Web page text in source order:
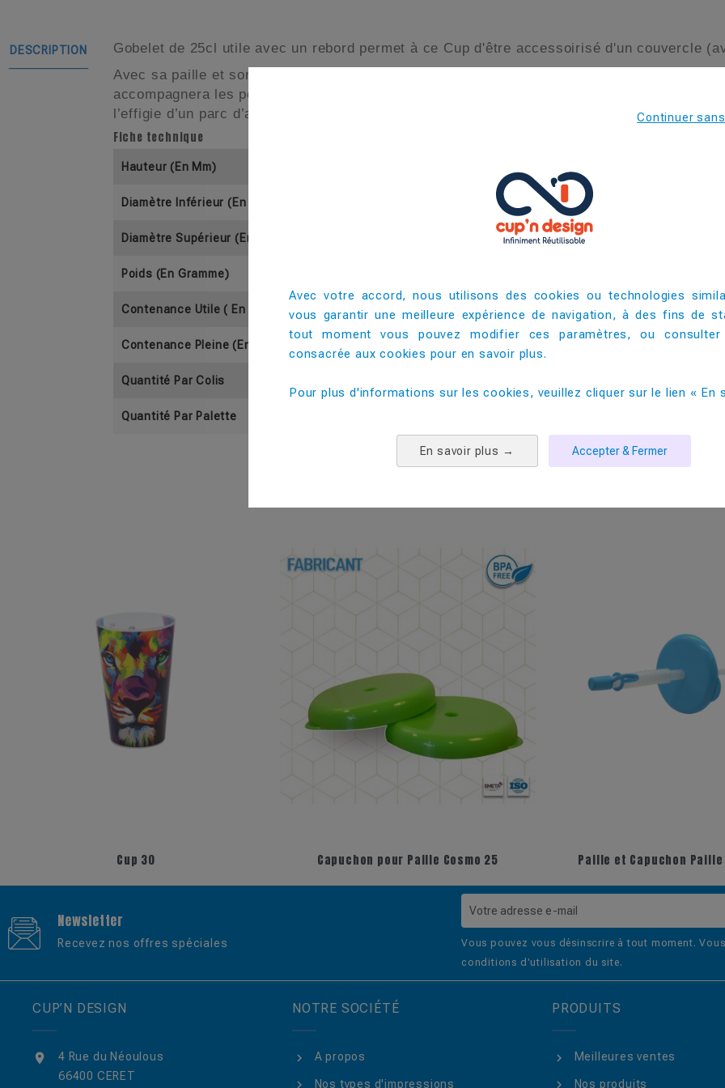
DESCRIPTION
Gobelet de 25cl utile avec un rebord permet à ce Cup d'être accessoirisé d'un couvercle
Avec sa paille et son capuchon, ce gobelet est parfait pour les enfants. Verre ludique,
accompagnera les petits lors du goûter ou d’un pique-nique. C’est un excellent goodies
l’effigie d’un parc d’attraction ou de leur personnage préféré.
Fiche technique
Hauteur (En Mm)
Diamètre Inférieur (En Mm)
Diamètre Supérieur (En Mm)
Poids (En Gramme)
Contenance Utile ( En Cl) 25
Contenance Pleine (En Cl)
Quantité Par Colis
Quantité Par Palette
Cup 30 Capuchon pour Paille Cosmo 25 Paille et Capuchon Paille
Newsletter
Recevez nos offres spéciales
Vous pouvez vous désinscrire à tout moment.
conditions d'utilisation du site.
CUP’N DESIGN

4 Rue du Néoulous
66400 CERET
NOTRE SOCIÉTÉ
A propos
Nos types d'impressions
PRODUITS
Meilleures ventes
Nos produits
Continuer
Avec votre accord, nous utilisons des cookies ou technologies
vous garantir une meilleure expérience de navigation, à des fins de
tout moment vous pouvez modifier ces paramètres, ou consulter
consacrée aux cookies pour en savoir plus. ​
Pour plus d'informations sur les cookies, veuillez cliquer sur le lien « En
En savoir plus → Accepter & Fermer